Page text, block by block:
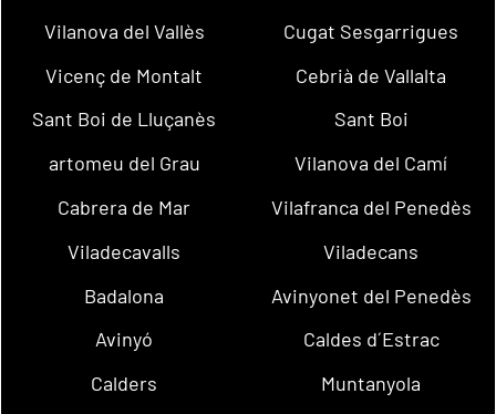
Vilanova del Vallès
Cugat Sesgarrigues
Vicenç de Montalt
Cebrià de Vallalta
Sant Boi de Lluçanès
Sant Boi
artomeu del Grau
Vilanova del Camí
Cabrera de Mar
Vilafranca del Penedès
Viladecavalls
Viladecans
Badalona
Avinyonet del Penedès
Avinyó
Caldes d´Estrac
Calders
Muntanyola